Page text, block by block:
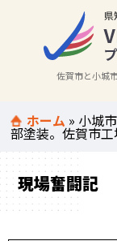
佐賀市と小城
ホーム » 小城
部塗装。佐賀市
現場奮闘記